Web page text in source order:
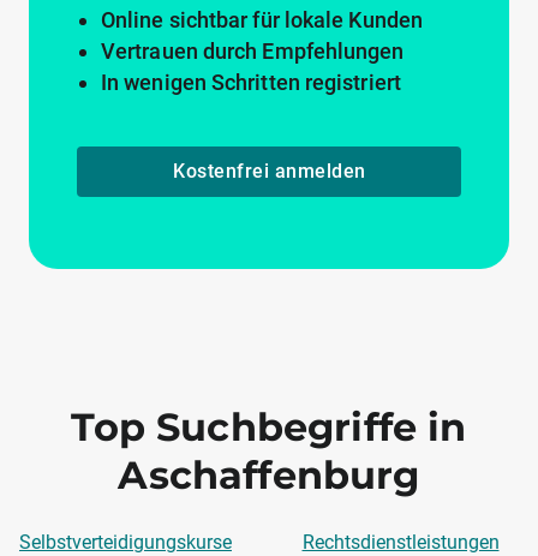
Online sichtbar für lokale Kunden
Vertrauen durch Empfehlungen
In wenigen Schritten registriert
Kostenfrei anmelden
Top Suchbegriffe in
Aschaffenburg
Selbstverteidigungskurse
Rechtsdienstleistungen